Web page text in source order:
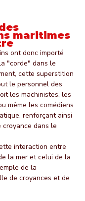
maritimes
ont donc importé
"corde" dans le
cette superstition
le personnel des
les machinistes, les
même les comédiens
renforçant ainsi
dans le
interaction entre
la mer et celui de la
de la
de croyances et de